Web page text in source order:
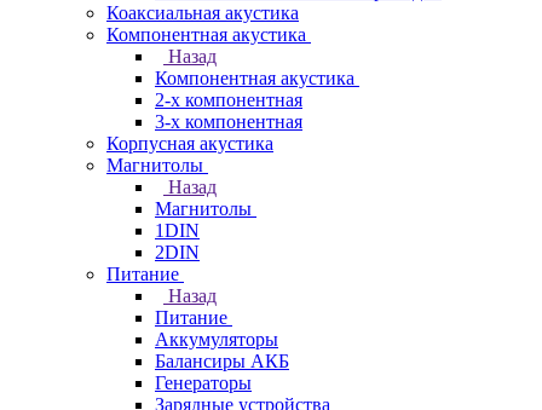
Коаксиальная акустика
Компонентная акустика
Назад
Компонентная акустика
2-х компонентная
3-х компонентная
Корпусная акустика
Магнитолы
Назад
Магнитолы
1DIN
2DIN
Питание
Назад
Питание
Аккумуляторы
Балансиры АКБ
Генераторы
Зарядные устройства